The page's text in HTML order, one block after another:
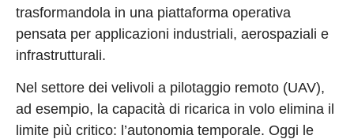
trasformandola in una piattaforma operativa
pensata per applicazioni industriali, aerospaziali e
infrastrutturali.
Nel settore dei velivoli a pilotaggio remoto (UAV),
ad esempio, la capacità di ricarica in volo elimina il
limite più critico: l’autonomia temporale. Oggi le